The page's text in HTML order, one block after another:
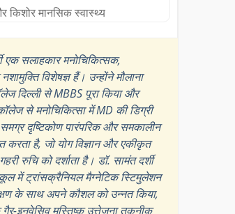
किशोर मानसिक स्वास्थ्य
एक सलाहकार मनोचिकित्सक,
विशेषज्ञ हैं। उन्होंने मौलाना
दिल्ली से MBBS पूरा किया और
से मनोचिकित्सा में MD की डिग्री
दृष्टिकोण पारंपरिक और समकालीन
है, जो योग विज्ञान और एकीकृत
रुचि को दर्शाता है। डॉ. सामंत दर्शी
में ट्रांसक्रैनियल मैग्नेटिक स्टिमुलेशन
के साथ अपने कौशल को उन्नत किया,
इनवेसिव मस्तिष्क उत्तेजना तकनीक